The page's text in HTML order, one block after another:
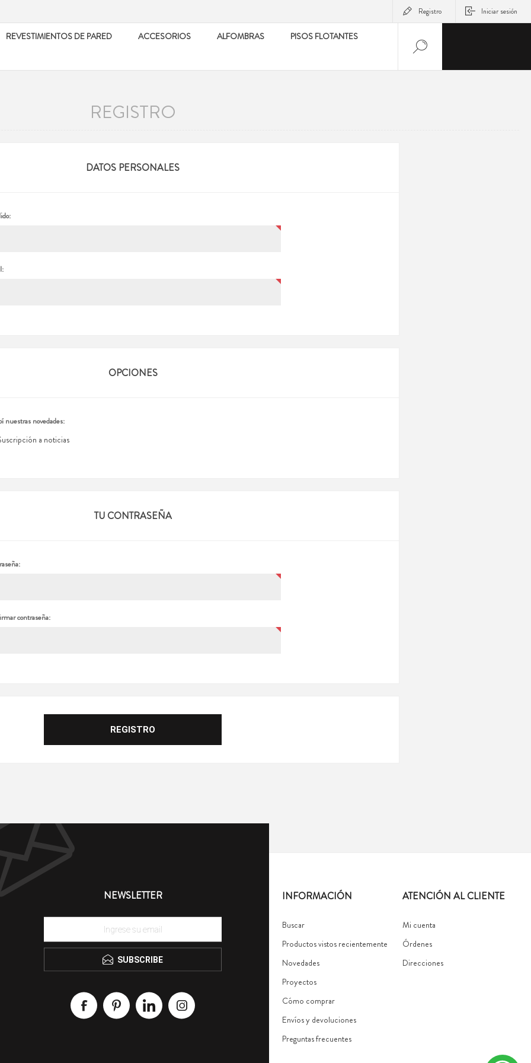
Registro Iniciar sesión
REVESTIMIENTOS DE PARED ACCESORIOS ALFOMBRAS
PISOS FLOTANTES
REGISTRO
DATOS PERSONALES
OPCIONES
nuestras novedades:
a noticias
TU CONTRASEÑA
contraseña:
NEWSLETTER
SUBSCRIBE
INFORMACIÓN
Buscar
Productos vistos recientemente
Novedades
Proyectos
Cómo comprar
Envíos y devoluciones
Preguntas frecuentes
ATENCIÓN AL CLIENTE
Mi cuenta
Órdenes
Direcciones